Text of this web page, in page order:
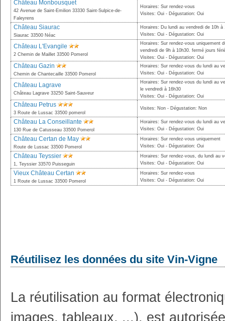
Château Monbousquet
42 Avenue de Saint-Emilion 33330 Saint-Sulpice-de-
Faleyrens
Horaires: Sur rendez-vous
Visites: Oui - Dégustation: Oui
Château Siaurac
Siaurac 33500 Néac
Horaires: Du lundi au vendredi de 10h
Visites: Oui - Dégustation: Oui
Château L'Evangile
2 Chemin de Maillet 33500 Pomerol
Horaires: Sur rendez-vous uniquement
vendredi de 9h à 10h30. fermé jours
Visites: Oui - Dégustation: Oui
Château Gazin
Chemin de Chantecaille 33500 Pomerol
Horaires: Sur rendez-vous du lundi au
Visites: Oui - Dégustation: Oui
Château Lagrave
Château Lagrave 33250 Saint-Sauveur
Horaires: Sur rendez-vous du lundi au
le vendredi à 16h30
Visites: Oui - Dégustation: Oui
Château Petrus
3 Route de Lussac 33500 pomerol
Visites: Non - Dégustation: Non
Château La Conseillante
130 Rue de Catusseau 33500 Pomerol
Horaires: Sur rendez-vous du lundi au
Visites: Oui - Dégustation: Oui
Château Certan de May
Route de Lussac 33500 Pomerol
Horaires: Sur rendez-vous uniquement
Visites: Oui - Dégustation: Oui
Château Teyssier
1, Teyssier 33570 Puisseguin
Horaires: Sur rendez-vous, du lundi au
Visites: Oui - Dégustation: Oui
Vieux Château Certan
1 Route de Lussac 33500 Pomerol
Horaires: Sur rendez-vous
Visites: Oui - Dégustation: Oui
Réutilisez les données du site Vin-Vigne
La réutilisation au format
images, tableaux, ...), est